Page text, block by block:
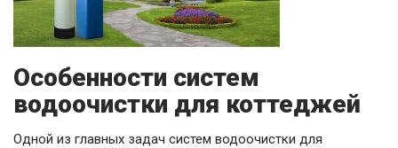
Особенности систем
водоочистки для коттеджей
Одной из главных задач систем водоочистки для